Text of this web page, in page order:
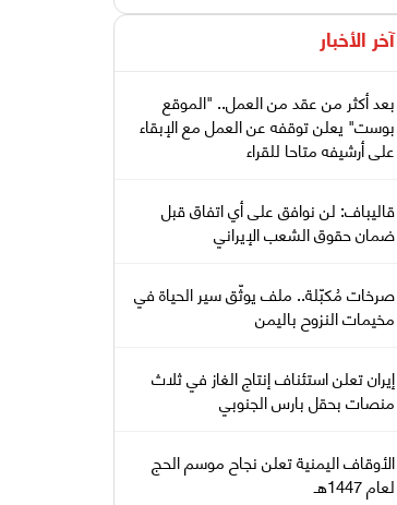
آخر الأخبار
بعد أكثر من عقد من العمل.. "الموقع
بوست" يعلن توقفه عن العمل مع الإبقاء
على أرشيفه متاحا للقراء
قاليباف: لن نوافق على أي اتفاق قبل
ضمان حقوق الشعب الإيراني
صرخات مُكبّلة.. ملف يوثّق سير الحياة في
مخيمات النزوح باليمن
إيران تعلن استئناف إنتاج الغاز في ثلاث
منصات بحقل بارس الجنوبي
الأوقاف اليمنية تعلن نجاح موسم الحج
لعام 1447هـ